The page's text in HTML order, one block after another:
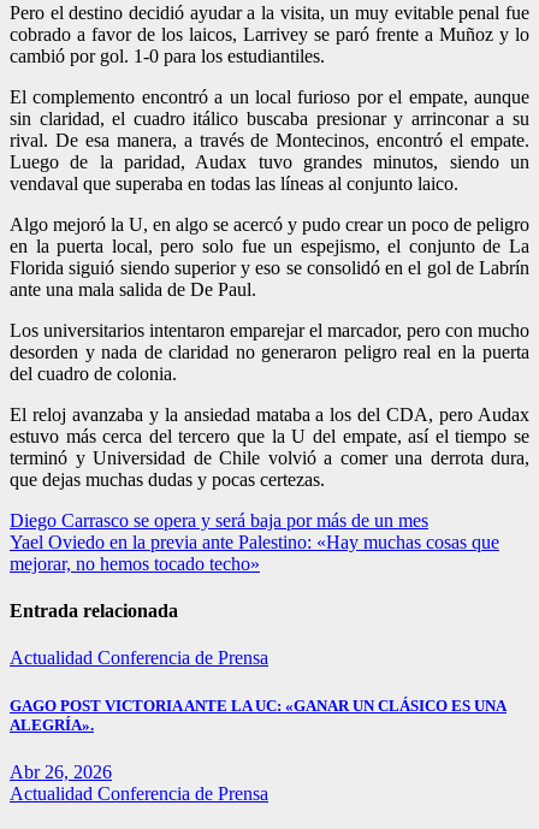
Pero el destino decidió ayudar a la visita, un muy evitable penal fue
cobrado a favor de los laicos, Larrivey se paró frente a Muñoz y lo
cambió por gol. 1-0 para los estudiantiles.
El complemento encontró a un local furioso por el empate, aunque
sin claridad, el cuadro itálico buscaba presionar y arrinconar a su
rival. De esa manera, a través de Montecinos, encontró el empate.
Luego de la paridad, Audax tuvo grandes minutos, siendo un
vendaval que superaba en todas las líneas al conjunto laico.
Algo mejoró la U, en algo se acercó y pudo crear un poco de peligro
en la puerta local, pero solo fue un espejismo, el conjunto de La
Florida siguió siendo superior y eso se consolidó en el gol de Labrín
ante una mala salida de De Paul.
Los universitarios intentaron emparejar el marcador, pero con mucho
desorden y nada de claridad no generaron peligro real en la puerta
del cuadro de colonia.
El reloj avanzaba y la ansiedad mataba a los del CDA, pero Audax
estuvo más cerca del tercero que la U del empate, así el tiempo se
terminó y Universidad de Chile volvió a comer una derrota dura,
que dejas muchas dudas y pocas certezas.
Navegación
de
Diego Carrasco se opera y será baja por más de un mes
Yael Oviedo en la previa ante Palestino: «Hay muchas cosas que
mejorar, no hemos tocado techo»
Entrada relacionada
Actualidad Conferencia de Prensa
GAGO POST VICTORIA ANTE LA UC: «GANAR UN CLÁSICO ES UNA
ALEGRÍA».
Abr 26, 2026
Actualidad Conferencia de Prensa